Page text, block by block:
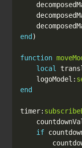
end )
function
local
logoModel :
end
timer:
if